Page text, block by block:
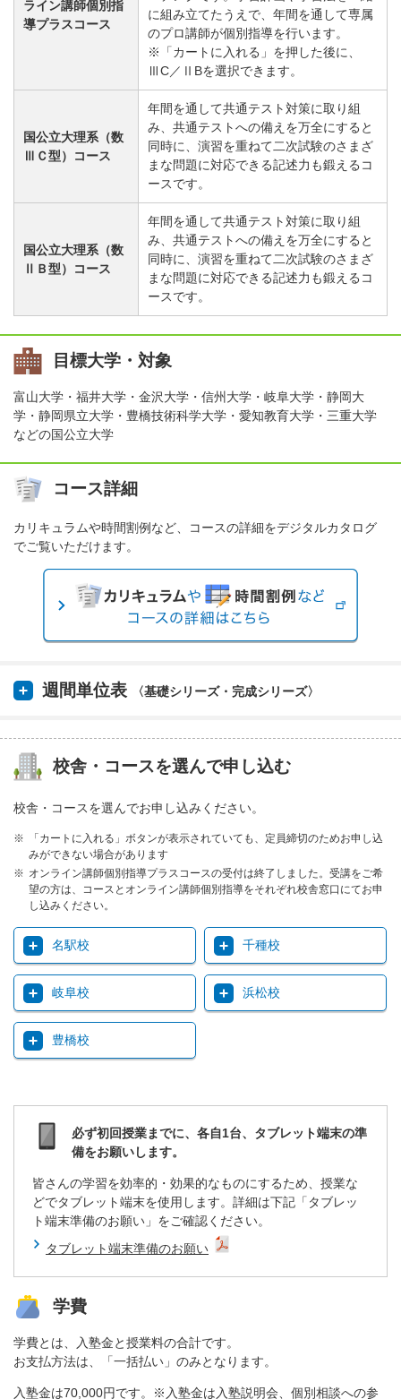
ライン講師個別指
導プラスコース
に組み立てたうえで、年間を通して専属
のプロ講師が個別指導を行います。
※「カートに入れる」を押した後に、
ⅢC／ⅡBを選択できます。
国公立大理系（数
ⅢＣ型）コース
年間を通して共通テスト対策に取り組
み、共通テストへの備えを万全にすると
同時に、演習を重ねて二次試験のさまざ
まな問題に対応できる記述力も鍛えるコ
ースです。
国公立大理系（数
ⅡＢ型）コース
年間を通して共通テスト対策に取り組
み、共通テストへの備えを万全にすると
同時に、演習を重ねて二次試験のさまざ
まな問題に対応できる記述力も鍛えるコ
ースです。
目標大学・対象
富山大学・福井大学・金沢大学・信州大学・岐阜大学・静岡大
学・静岡県立大学・豊橋技術科学大学・愛知教育大学・三重大学
などの国公立大学
コース詳細
カリキュラムや時間割例など、コースの詳細をデジタルカタログ
でご覧いただけます。
週間単位表 〈基礎シリーズ・完成シリーズ〉
校舎・コースを選んで申し込む
校舎・コースを選んでお申し込みください。
「カートに入れる」ボタンが表示されていても、定員締切のためお申し込
みができない場合があります
オンライン講師個別指導プラスコースの受付は終了しました。受講をご希
望の方は、コースとオンライン講師個別指導をそれぞれ校舎窓口にてお申
し込みください。
名駅校 千種校
岐阜校 浜松校
豊橋校
必ず初回授業までに、各自1台、タブレット端末の準
備をお願いします。
皆さんの学習を効率的・効果的なものにするため、授業な
どでタブレット端末を使用します。詳細は下記「タブレッ
ト端末準備のお願い」をご確認ください。
タブレット端末準備のお願い
学費
学費とは、入塾金と授業料の合計です。
お支払方法は、「一括払い」のみとなります。
入塾金は70,000円です。※入塾金は入塾説明会、個別相談への参